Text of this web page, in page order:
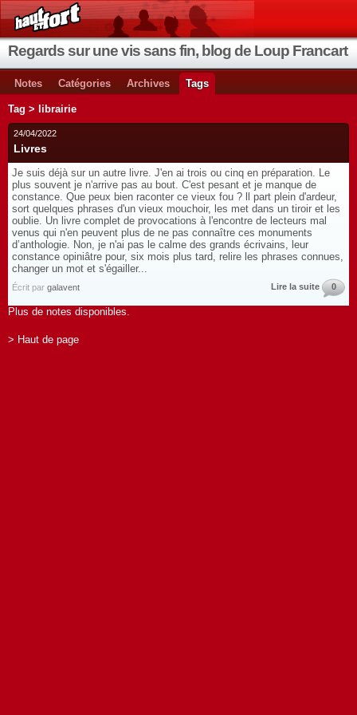
Regards sur une vis sans fin, blog de Loup Francart
Notes Catégories Archives Tags
Tag > librairie
24/04/2022
Livres
Je suis déjà sur un autre livre. J'en ai trois ou cinq en préparation. Le
plus souvent je n'arrive pas au bout. C'est pesant et je manque de
constance. Que peux bien raconter ce vieux fou ? ll part plein d'ardeur,
sort quelques phrases d'un vieux mouchoir, les met dans un tiroir et les
oublie. Un livre complet de provocations à l'encontre de lecteurs mal
venus qui n'en peuvent plus de ne pas connaître ces monuments
d’anthologie. Non, je n'ai pas le calme des grands écrivains, leur
constance opiniâtre pour, six mois plus tard, relire les phrases connues,
changer un mot et s'égailler...
Écrit par galavent Lire la suite 0
Plus de notes disponibles.
> Haut de page